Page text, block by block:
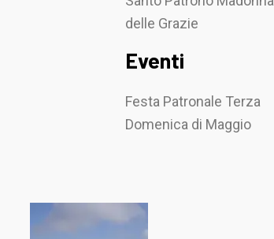
delle Grazie
Eventi
Festa Patronale Terza
Domenica di Maggio